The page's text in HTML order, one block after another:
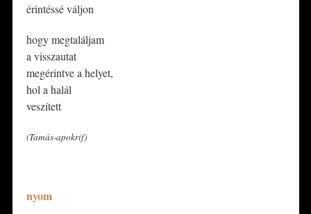
érintéssé váljon
hogy megtaláljam
a visszautat
megérintve a helyet,
hol a halál
veszített
(Tamás-apokrif)
nyom